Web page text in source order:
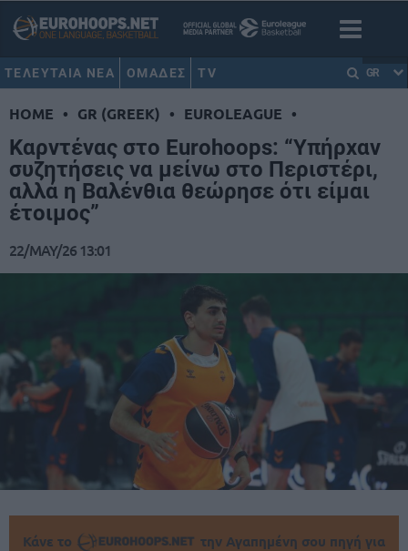
ΤΕΛΕΥΤΑΙΑ ΝΕΑ ΟΜΑΔΕΣ TV GR
HOME • GR (GREEK) • EUROLEAGUE •
Καρντένας στο Eurohoops: “Υπήρχαν
συζητήσεις να μείνω στο Περιστέρι,
αλλά η Βαλένθια θεώρησε ότι είμαι
έτοιμος”
22/MAY/26 13:01
Κάνε το
την Αγαπημένη σου πηγή για